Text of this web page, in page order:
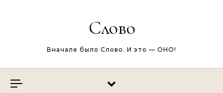
Слово
Вначале было Слово. И это — ОНО!